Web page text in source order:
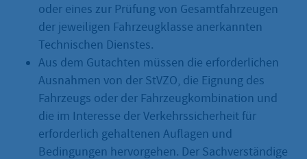
oder eines zur Prüfung von Gesamtfahrzeugen
der jeweiligen Fahrzeugklasse anerkannten
Technischen Dienstes.
Aus dem Gutachten müssen die erforderlichen
Ausnahmen von der StVZO, die Eignung des
Fahrzeugs oder der Fahrzeugkombination und
die im Interesse der Verkehrssicherheit für
erforderlich gehaltenen Auflagen und
Bedingungen hervorgehen. Der Sachverständige